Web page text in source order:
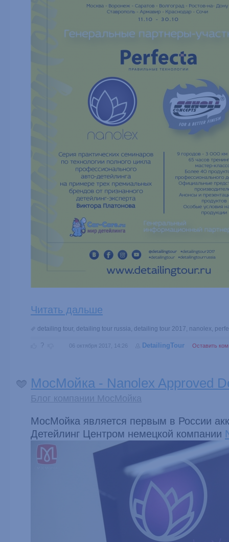
Читать дальше
detailing tour, detailing tour russia, detailing tour 2017, nanolex,
? 06 октября 2017, 14:26 DetailingTour Оставить
МосМойка - Nanolex Approved
Блог компании МосМойка
МосМойка является первым в России
Детейлинг Центром немецкой компании